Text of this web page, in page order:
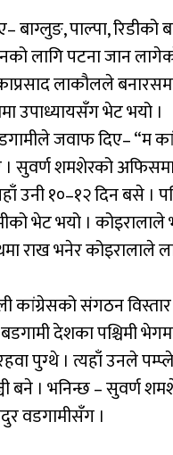
बाग्लुङ, पाल्पा, रिडीको
पटना जान
लाकौलले
उपाध्यायसँग भेट भयो ।
जवाफ दिए– “म
सुवर्ण शमशेरको अफिसमा
उनी १०–१२ दिन बसे ।
भेट भयो । कोइरालाले
राख भनेर कोइरालाले
कांग्रेसको संगठन
देशका पश्चिमी
पुग्थे । त्यहाँ उनले
बने । भनिन्छ – सुवर्ण
वडगामीसँग ।